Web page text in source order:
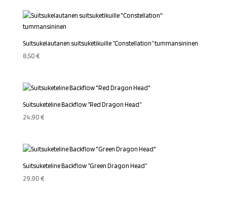
Suitsukelautanen suitsuketikuille ”Constellation” tummansininen
8,50€
Suitsuketeline Backflow ”Red Dragon Head”
24,90€
Suitsuketeline Backflow ”Green Dragon Head”
29,90€